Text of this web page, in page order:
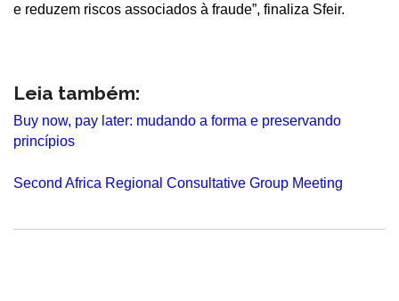
e reduzem riscos associados à fraude”, finaliza Sfeir.
Leia também:
Buy now, pay later: mudando a forma e preservando
princípios
Second Africa Regional Consultative Group Meeting